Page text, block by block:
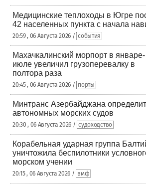
Медицинские теплоходы в Югре
42 населенных пункта с начала
20:59 , 06 Августа 2026 / события
Махачкалинский морпорт в январе-
июле увеличил грузоперевалку в
полтора раза
20:45 , 06 Августа 2026 / порты
Минтранс Азербайджана
автономных морских судов
20:30 , 06 Августа 2026 / судоходство
Корабельная ударная группа
уничтожила беспилотники
морском учении
20:15 , 06 Августа 2026 / вмф